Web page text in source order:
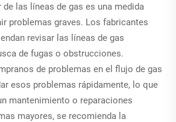
las líneas de gas es una medida
problemas graves. Los fabricantes
revisar las líneas de gas
de fugas o obstrucciones.
de problemas en el flujo de gas
esos problemas rápidamente, lo que
mantenimiento o reparaciones
mayores, se recomienda la